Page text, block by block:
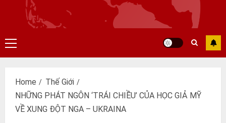
Primary
Menu
Home
Thế Giới
NHỮNG PHÁT NGÔN ‘TRÁI CHIỀU’ CỦA HỌC GIẢ MỸ
VỀ XUNG ĐỘT NGA – UKRAINA